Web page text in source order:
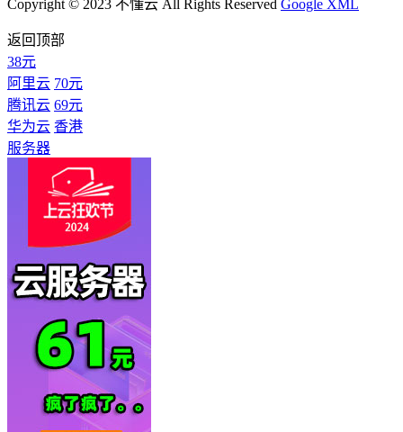
Copyright © 2023 不懂云 All Rights Reserved Google XML
返回顶部
38元
阿里云 70元
腾讯云 69元
华为云 香港
服务器